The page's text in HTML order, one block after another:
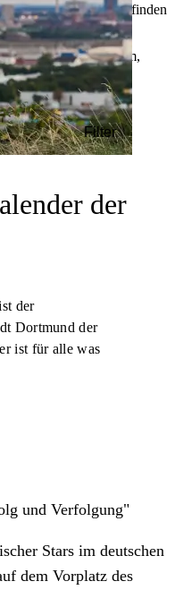
der
der
Dortmund der
ist für alle was
Dortmunds finden
übers
dabei nach Datum,
Viel Spaß!
Filter
und Verfolgung"
Stars im deutschen
dem Vorplatz des